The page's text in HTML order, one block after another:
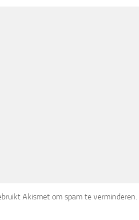
Akismet om spam te verminderen.